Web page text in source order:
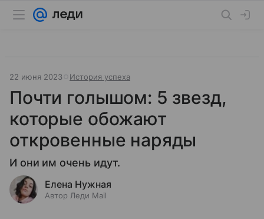
22 июня 2023 История успеха
Почти голышом: 5 звезд,
которые обожают
откровенные наряды
И они им очень идут.
Елена Нужная
Автор Леди Mail